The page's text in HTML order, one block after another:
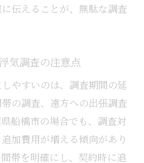
紹介やアフターケア解
法とサポート体制の重
査は調査後までサポート
ーサポートで失敗しない
伝えることが、無駄な調査
気調査の注意点
やすいのは、調査期間の延
の調査、遠方への出張調査
船橋市の場合でも、調査対
加費用が増える傾向があり
帯を明確にし、契約時に追